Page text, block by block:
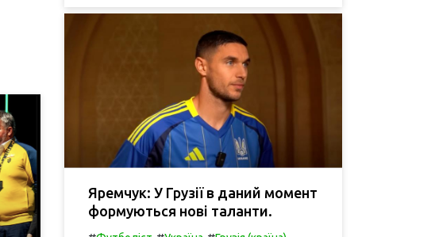
Яремчук: У Грузії в даний момент
формуються нові таланти.